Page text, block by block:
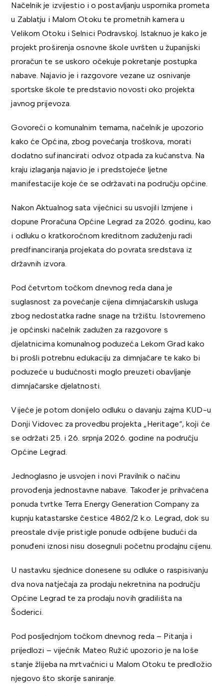
Načelnik je izvijestio i o postavljanju uspornika prometa
u Zablatju i Malom Otoku te prometnih kamera u
Velikom Otoku i Selnici Podravskoj. Istaknuo je kako je
projekt proširenja osnovne škole uvršten u županijski
proračun te se uskoro očekuje pokretanje postupka
nabave. Najavio je i razgovore vezane uz osnivanje
sportske škole te predstavio novosti oko projekta
javnog prijevoza.
Govoreći o komunalnim temama, načelnik je upozorio
kako će Općina, zbog povećanja troškova, morati
dodatno sufinancirati odvoz otpada za kućanstva. Na
kraju izlaganja najavio je i predstojeće ljetne
manifestacije koje će se održavati na području općine.
Nakon Aktualnog sata vijećnici su usvojili Izmjene i
dopune Proračuna Općine Legrad za 2026. godinu, kao
i odluku o kratkoročnom kreditnom zaduženju radi
predfinanciranja projekata do povrata sredstava iz
državnih izvora.
Pod četvrtom točkom dnevnog reda dana je
suglasnost za povećanje cijena dimnjačarskih usluga
zbog nedostatka radne snage na tržištu. Istovremeno
je općinski načelnik zadužen za razgovore s
djelatnicima komunalnog poduzeća Lekom Grad kako
bi prošli potrebnu edukaciju za dimnjačare te kako bi
poduzeće u budućnosti moglo preuzeti obavljanje
dimnjačarske djelatnosti.
Vijeće je potom donijelo odluku o davanju zajma KUD-u
Donji Vidovec za provedbu projekta „Heritage“, koji će
se održati 25. i 26. srpnja 2026. godine na području
Općine Legrad.
Jednoglasno je usvojen i novi Pravilnik o načinu
provođenja jednostavne nabave. Također je prihvaćena
ponuda tvrtke Terra Energy Generation Company za
kupnju katastarske čestice 4862/2 k.o. Legrad, dok su
preostale dvije pristigle ponude odbijene budući da
ponuđeni iznosi nisu dosegnuli početnu prodajnu cijenu.
U nastavku sjednice donesene su odluke o raspisivanju
dva nova natječaja za prodaju nekretnina na području
Općine Legrad te za prodaju novih gradilišta na
Šoderici.
Pod posljednjom točkom dnevnog reda – Pitanja i
prijedlozi – vijećnik Mateo Ružić upozorio je na loše
stanje žlijeba na mrtvačnici u Malom Otoku te predložio
njegovo što skorije saniranje.